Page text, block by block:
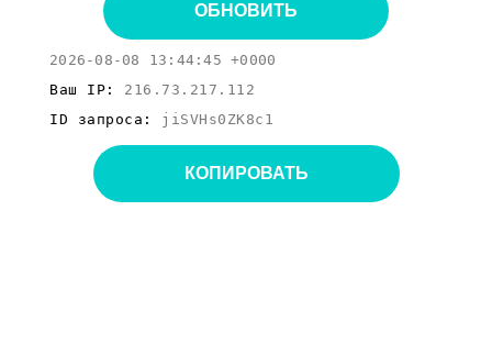
ОБНОВИТЬ
2026-08-08 13:44:45 +0000
Ваш IP: 216.73.217.112
ID запроса: jiSVHs0ZK8c1
КОПИРОВАТЬ